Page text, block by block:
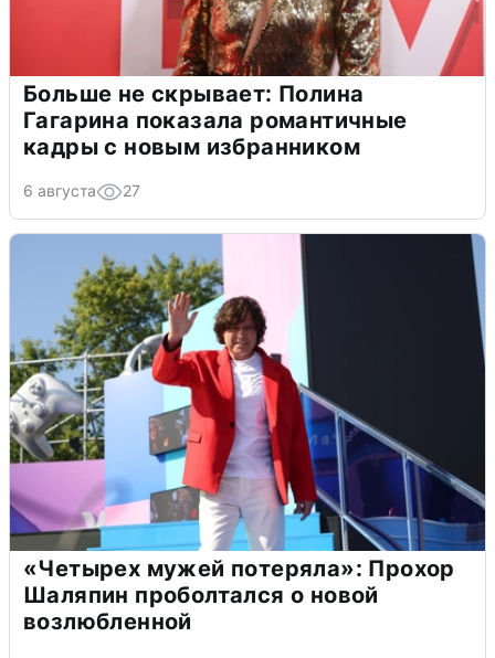
Больше не скрывает: Полина
Гагарина показала романтичные
кадры с новым избранником
6 августа 27
«Четырех мужей потеряла»: Прохор
Шаляпин проболтался о новой
возлюбленной